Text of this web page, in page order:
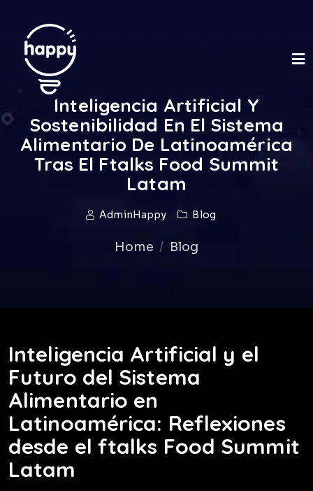
Inteligencia Artificial Y
Sostenibilidad En El Sistema
Alimentario De Latinoamérica
Tras El Ftalks Food Summit
Latam
AdminHappy Blog
Home Blog
Inteligencia Artificial y el
Futuro del Sistema
Alimentario en
Latinoamérica: Reflexiones
desde el ftalks Food Summit
Latam